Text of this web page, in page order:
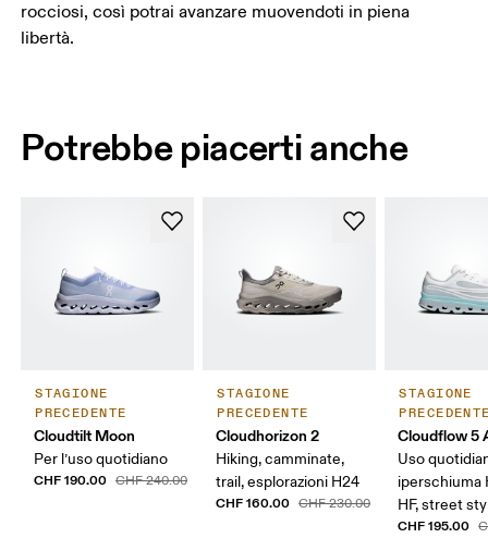
rocciosi, così potrai avanzare muovendoti in piena
libertà.
Potrebbe piacerti anche
STAGIONE
PRECEDENTE
Cloudtilt Moon
Per l’uso quotidiano
CHF 190.00 CHF 240.00
STAGIONE
PRECEDENTE
Cloudhorizon 2
Hiking, camminate,
trail, esplorazioni H24
CHF 160.00 CHF 230.00
STAGIONE
Cloudflow 5
Uso
iperschiuma
HF, street
CHF 195.00